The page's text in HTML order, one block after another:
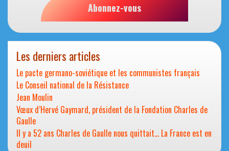
Abonnez-vous
Les derniers articles
Le pacte germano-soviétique et les communistes français
Le Conseil national de la Résistance
Jean Moulin
Vœux d’Hervé Gaymard, président de la Fondation Charles de
Gaulle
Il y a 52 ans Charles de Gaulle nous quittait… La France est en
deuil